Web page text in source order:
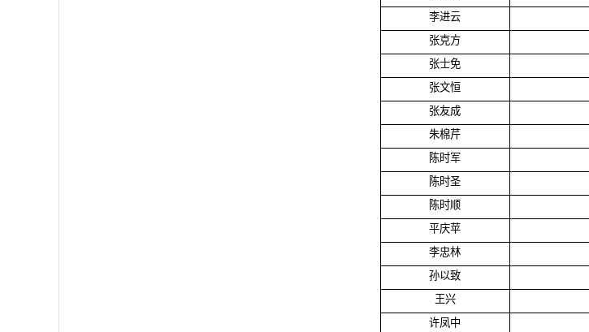
李进云
张克方
张士免
张文恒
张友成
朱棉芹
陈时军
陈时圣
陈时顺
平庆苹
李忠林
孙以致
王兴
许凤中